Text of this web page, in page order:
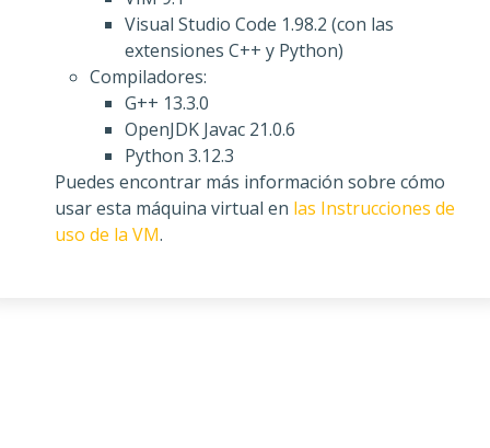
Visual Studio Code 1.98.2 (con las
extensiones C++ y Python)
Compiladores:
G++ 13.3.0
OpenJDK Javac 21.0.6
Python 3.12.3
Puedes encontrar más información sobre cómo
usar esta máquina virtual en las Instrucciones de
uso de la VM.